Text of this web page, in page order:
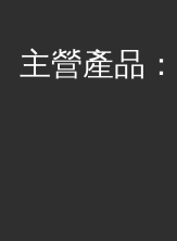
主營產品：